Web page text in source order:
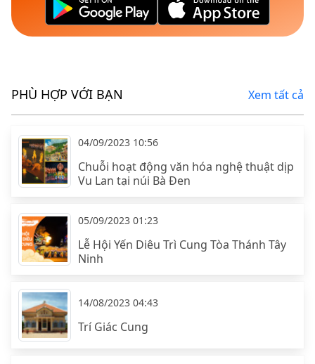
PHÙ HỢP VỚI BẠN Xem tất cả
04/09/2023 10:56
Chuỗi hoạt động văn hóa nghệ thuật dịp
Vu Lan tại núi Bà Đen
05/09/2023 01:23
Lễ Hội Yến Diêu Trì Cung Tòa Thánh Tây
Ninh
14/08/2023 04:43
Trí Giác Cung